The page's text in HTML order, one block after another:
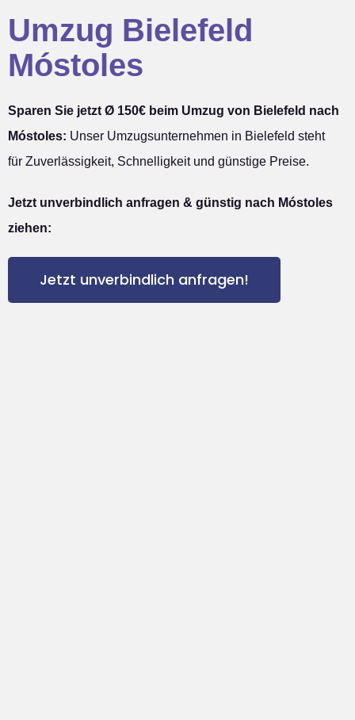
Umzug Bielefeld
Móstoles
Sparen Sie jetzt Ø 150€ beim Umzug von Bielefeld nach
Móstoles: Unser Umzugsunternehmen in Bielefeld steht
für Zuverlässigkeit, Schnelligkeit und günstige Preise.
Jetzt unverbindlich anfragen & günstig nach Móstoles
ziehen:
Jetzt unverbindlich anfragen!